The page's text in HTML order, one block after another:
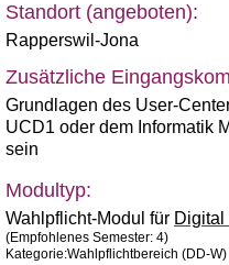
Standort (angeboten):
Rapperswil-Jona
Zusätzliche
Grundlagen des User-
UCD1 oder dem Informatik
sein
Modultyp:
Wahlpflicht-Modul für
(Empfohlenes Semester: 4)
Kategorie:Wahlpflichtbereich (DD-W)